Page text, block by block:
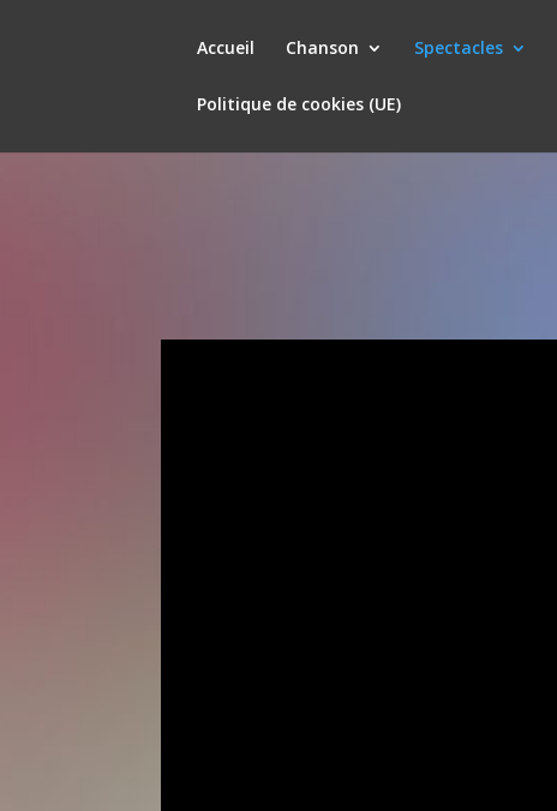
Accueil Chanson Spectacles
Politique de cookies (UE)